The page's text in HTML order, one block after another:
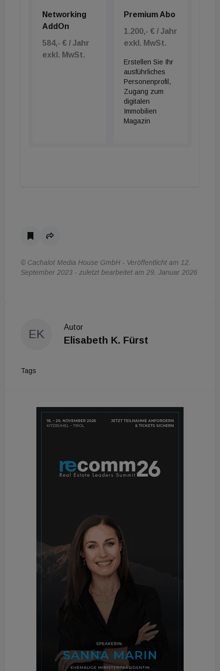
Networking
AddOn
584,- € / Jahr
exkl. MwSt.
Premium Abo
1.200,- € / Jahr
exkl. MwSt.
Erstellen Sie Ihr
ausführliches
Personenprofil,
Zugang zum
digitalen
Immobilien
Magazin
© Cachalot Media House GmbH - Veröffentlicht am 12.
September 2023 - zuletzt bearbeitet am 29. Januar 2026
EK
Autor
Elisabeth K. Fürst
Tags